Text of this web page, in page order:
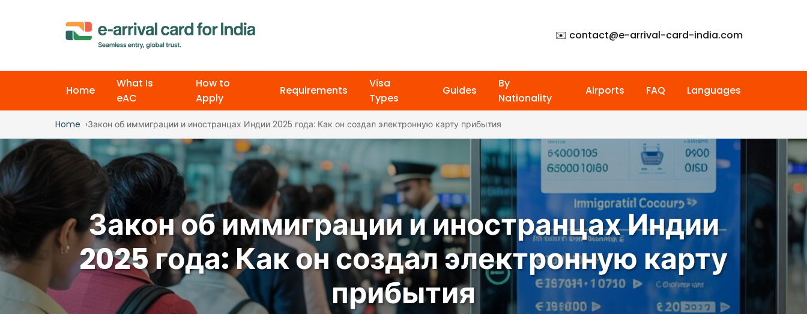
✉️ contact@e-arrival-card-india.com
Home
What Is
eAC
How to
Apply
Requirements
Visa
Types
Guides
By
Nationality
Airports FAQ Languages
Home Закон об иммиграции и иностранцах Индии 2025 года: Как он создал электронную карту прибытия
Закон об иммиграции и иностранцах Индии
2025 года: Как он создал электронную карту
прибытия